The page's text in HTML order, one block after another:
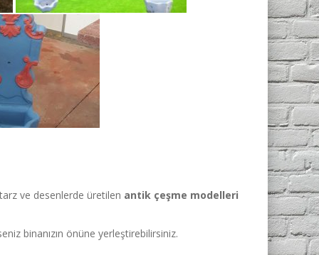
ve desenlerde üretilen antik çeşme modelleri
binanızın önüne yerleştirebilirsiniz.